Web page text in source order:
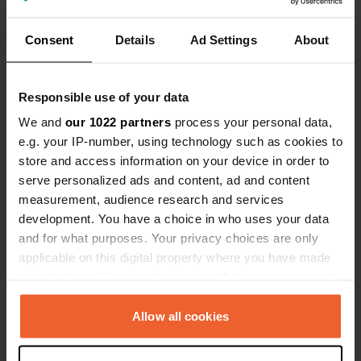
Consent Details Ad Settings About
Responsible use of your data
We and our 1022 partners process your personal data,
e.g. your IP-number, using technology such as cookies to
store and access information on your device in order to
serve personalized ads and content, ad and content
measurement, audience research and services
development. You have a choice in who uses your data
and for what purposes. Your privacy choices are only
applicable on this digital property where you have made
any time from the Cookie Declaration or by clicking on
the Privacy trigger icon.Allow all cookies
Es-tu déjà venu ici ?
Contact
Emplacement
Šestinski dol 145A
10000, Ville de Zagreb, Croatie
Copie
45° 50' 12" N 15° 56' 38" E
45.8367955 15.943975
Copie